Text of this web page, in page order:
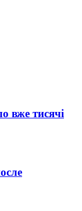
вже тисячі